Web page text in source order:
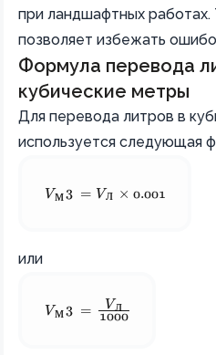
при ландшафтных
позволяет избежать
Формула перевода
кубические метры
Для перевода литров в
используется следующая
V_{\text{м}^3} =
Vм 3 = Vл × 0.001
или
V_{\text{м}^3} =
Vм 3 = 1000
Vл